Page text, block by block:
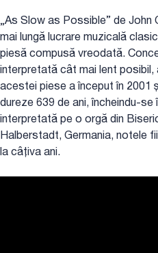
„As Slow as Possible” de John
mai lungă lucrare muzicală
piesă compusă vreodată.
interpretată cât mai lent
acestei piese a început în 2001
dureze 639 de ani, încheindu-
interpretată pe o orgă din
Halberstadt, Germania, notele
la câțiva ani.